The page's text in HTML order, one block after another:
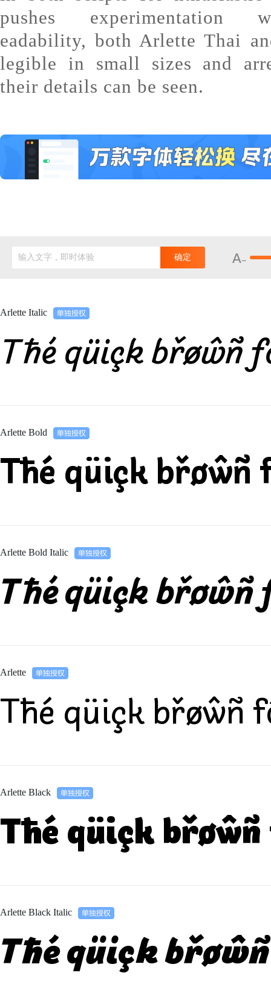
pushes experimentation
eadability, both Arlette Thai
legible in small sizes and
their details can be seen.
输入文字，即时体验 确定
Arlette Italic
Tħé qüiçk břøŵñ
Arlette Bold
Tħé qüiçk břøŵñ
Arlette Bold Italic
Tħé qüiçk břøŵñ
Arlette
Tħé qüiçk břøŵñ
Arlette Black
Tħé qüiçk
Arlette Black Italic
Tħé qüiçk